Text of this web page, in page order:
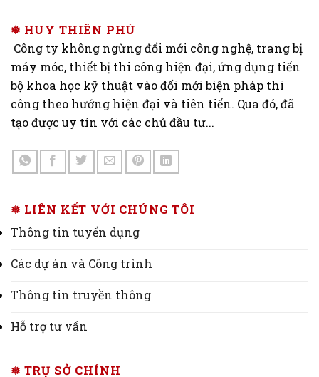
❅ HUY THIÊN PHÚ
Công ty không ngừng đổi mới công nghệ, trang bị
máy móc, thiết bị thi công hiện đại, ứng dụng tiến
bộ khoa học kỹ thuật vào đổi mới biện pháp thi
công theo hướng hiện đại và tiên tiến. Qua đó, đã
tạo được uy tín với các chủ đầu tư...
❅ LIÊN KẾT VỚI CHÚNG TÔI
Thông tin tuyển dụng
Các dự án và Công trình
Thông tin truyền thông
Hỗ trợ tư vấn
❅ TRỤ SỞ CHÍNH